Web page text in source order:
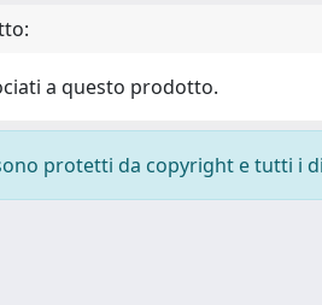
a questo prodotto.
protetti da copyright e tutti i